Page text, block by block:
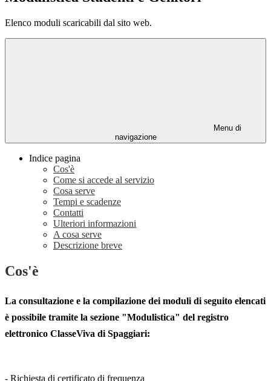
Elenco moduli scaricabili dal sito web.
Menu di
navigazione
Indice pagina
Cos'è
Come si accede al servizio
Cosa serve
Tempi e scadenze
Contatti
Ulteriori informazioni
A cosa serve
Descrizione breve
Cos'è
La consultazione e la compilazione dei moduli di seguito elencati
è possibile tramite la sezione "Modulistica" del registro
elettronico ClasseViva di Spaggiari:
- Richiesta di certificato di frequenza